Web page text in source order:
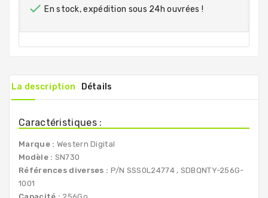
 En stock, expédition sous 24h ouvrées !
La description Détails
Caractéristiques :
Marque : Western Digital
Modèle : SN730
Références diverses : P/N SSS0L24774 , SDBQNTY-256G-
1001